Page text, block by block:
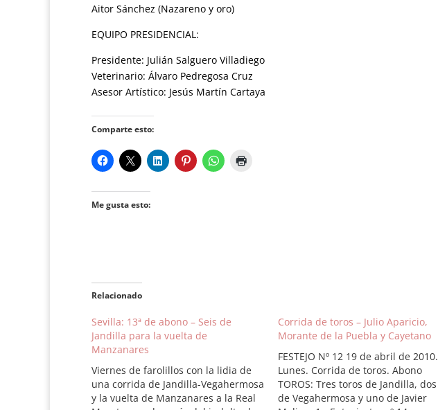
Aitor Sánchez (Nazareno y oro)
EQUIPO PRESIDENCIAL:
Presidente: Julián Salguero Villadiego
Veterinario: Álvaro Pedregosa Cruz
Asesor Artístico: Jesús Martín Cartaya
Comparte esto:
Me gusta esto:
Relacionado
Sevilla: 13ª de abono – Seis de
Jandilla para la vuelta de
Manzanares
Viernes de farolillos con la lidia de
una corrida de Jandilla-Vegahermosa
y la vuelta de Manzanares a la Real
Corrida de toros – Julio Aparicio,
Morante de la Puebla y Cayetano
FESTEJO Nº 12 19 de abril de 2010.
Lunes. Corrida de toros. Abono
TOROS: Tres toros de Jandilla, dos
de Vegahermosa y uno de Javier